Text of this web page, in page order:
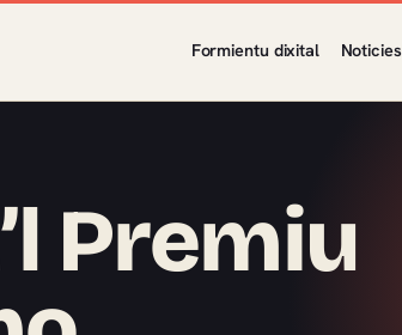
Formientu dixital Noticies
Premiu